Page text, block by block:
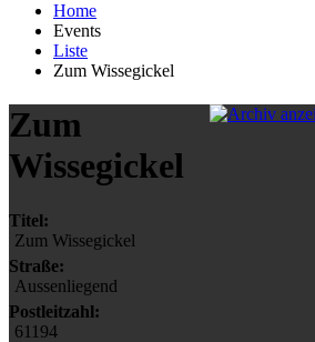
Home
Events
Liste
Zum Wissegickel
Zum
Wissegickel
Titel:
Zum Wissegickel
Straße:
Aussenliegend
Postleitzahl:
61194